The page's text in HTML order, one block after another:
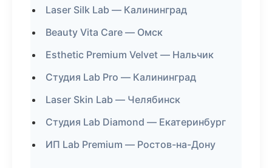
Laser Silk Lab — Калининград
Beauty Vita Care — Омск
Esthetic Premium Velvet — Нальчик
Студия Lab Pro — Калининград
Laser Skin Lab — Челябинск
Студия Lab Diamond — Екатеринбург
ИП Lab Premium — Ростов-на-Дону